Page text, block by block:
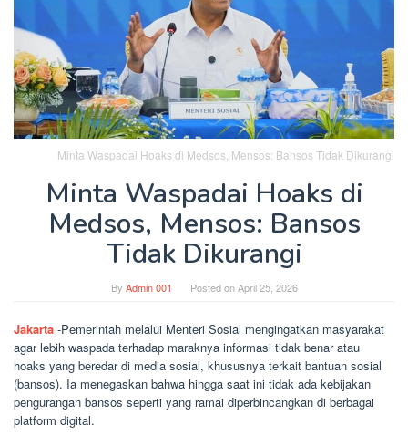
Minta Waspadai Hoaks di Medsos, Mensos: Bansos Tidak Dikurangi
Minta Waspadai Hoaks di
Medsos, Mensos: Bansos
Tidak Dikurangi
By Admin 001 Posted onApril 25, 2026
Jakarta -Pemerintah melalui Menteri Sosial mengingatkan masyarakat
agar lebih waspada terhadap maraknya informasi tidak benar atau
hoaks yang beredar di media sosial, khususnya terkait bantuan sosial
(bansos). Ia menegaskan bahwa hingga saat ini tidak ada kebijakan
pengurangan bansos seperti yang ramai diperbincangkan di berbagai
platform digital.